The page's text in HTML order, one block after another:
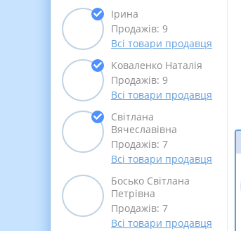
Ірина
Продажів: 9
Всі товари продавця
Коваленко Наталія
Продажів: 9
Всі товари продавця
Світлана
Вячеславівна
Продажів: 7
Всі товари продавця
Босько Світлана
Петрівна
Продажів: 7
Всі товари продавця